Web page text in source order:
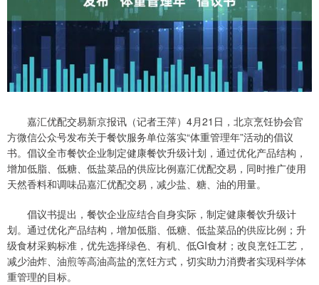
嘉汇优配交易新京报讯（记者王萍）4月21日，北京烹饪协会官
方微信公众号发布关于餐饮服务单位落实“体重管理年”活动的倡议
书。倡议全市餐饮企业制定健康餐饮升级计划，通过优化产品结构，
增加低脂、低糖、低盐菜品的供应比例嘉汇优配交易，同时推广使用
天然香料和调味品嘉汇优配交易，减少盐、糖、油的用量。
倡议书提出，餐饮企业应结合自身实际，制定健康餐饮升级计
划。通过优化产品结构，增加低脂、低糖、低盐菜品的供应比例；升
级食材采购标准，优先选择绿色、有机、低GI食材；改良烹饪工艺，
减少油炸、油煎等高油高盐的烹饪方式，切实助力消费者实现科学体
重管理的目标。